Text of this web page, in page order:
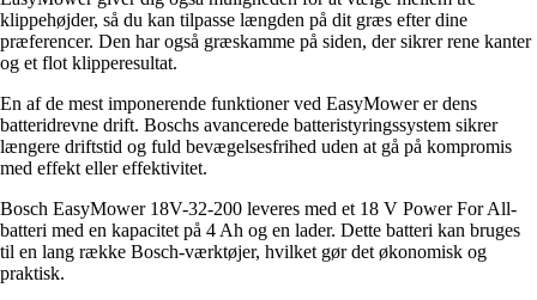
klippehøjder, så du kan tilpasse længden på dit græs efter dine
præferencer. Den har også græskamme på siden, der sikrer rene kanter
og et flot klipperesultat.
En af de mest imponerende funktioner ved EasyMower er dens
batteridrevne drift. Boschs avancerede batteristyringssystem sikrer
længere driftstid og fuld bevægelsesfrihed uden at gå på kompromis
med effekt eller effektivitet.
Bosch EasyMower 18V-32-200 leveres med et 18 V Power For All-
batteri med en kapacitet på 4 Ah og en lader. Dette batteri kan bruges
til en lang række Bosch-værktøjer, hvilket gør det økonomisk og
praktisk.